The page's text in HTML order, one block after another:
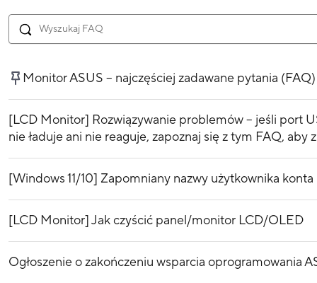
Monitor ASUS – najczęściej zadawane pytania (FAQ)
[LCD Monitor] Rozwiązywanie problemów – jeśli port
nie ładuje ani nie reaguje, zapoznaj się z tym FAQ, aby
[Windows 11/10] Zapomniany nazwy użytkownika
[LCD Monitor] Jak czyścić panel/monitor LCD/OLED
Ogłoszenie o zakończeniu wsparcia oprogramowania